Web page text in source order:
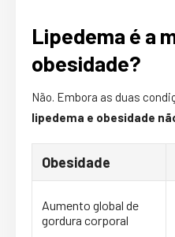
Lipedema é a
obesidade?
Não. Embora as duas
lipedema e obesidade
Obesidade
Aumento global de
gordura corporal